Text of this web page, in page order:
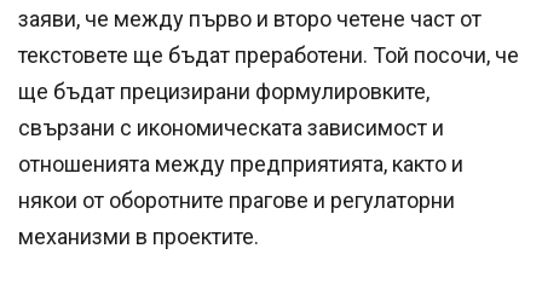
заяви, че между първо и второ четене част от
текстовете ще бъдат преработени. Той посочи, че
ще бъдат прецизирани формулировките,
свързани с икономическата зависимост и
отношенията между предприятията, както и
някои от оборотните прагове и регулаторни
механизми в проектите.